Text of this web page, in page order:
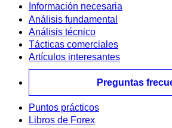
Información necesaria
Análisis fundamental
Análisis técnico
Tácticas comerciales
Artículos interesantes
Preguntas
Puntos prácticos
Libros de Forex